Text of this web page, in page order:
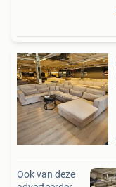
Ook van deze